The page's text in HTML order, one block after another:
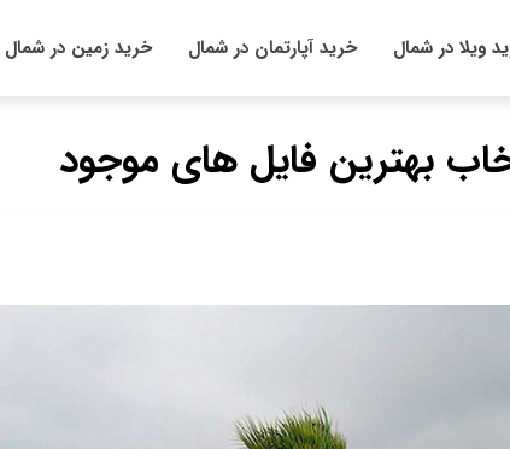
ویلا در شمال خرید آپارتمان در شمال خرید زمین در شمال
بهترین فایل های موجود